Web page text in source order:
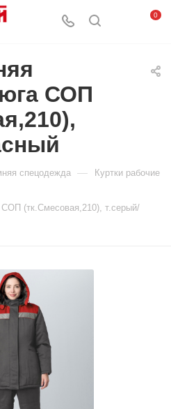
0
СОП
спецодежда — Куртки рабочие
(тк.Смесовая,210), т.серый/